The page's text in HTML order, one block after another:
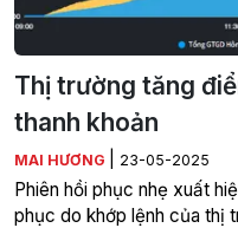
Thị trường tăng
thanh khoản
MAI HƯƠNG 23-05-2025
Phiên hồi phục nhẹ xuất
phục do khớp lệnh của thị